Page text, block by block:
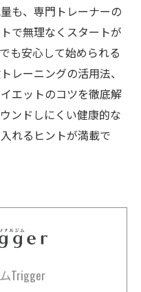
も、専門トレーナーの
で無理なくスタートが
も安心して始められる
レーニングの活用法、
エットのコツを徹底解
ンドしにくい健康的な
れるヒントが満載で
Trigger